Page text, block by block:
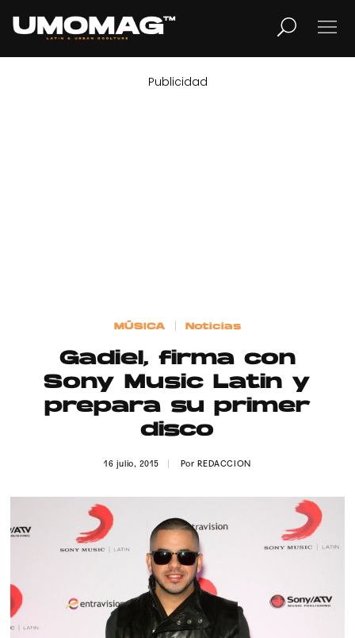
LIFESTYLE
Contacto
Aviso Legal
Publicidad
MÚSICA Noticias
Gadiel, firma con
Sony Music Latin y
prepara su primer
disco
16 julio, 2015 Por REDACCION